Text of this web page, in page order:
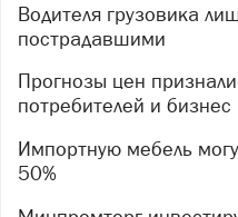
Водителя грузовика лишили прав после ДТП с
пострадавшими
Прогнозы цен признали фактором давления на
потребителей и бизнес
Импортную мебель могут обложить пошлинами до
50%